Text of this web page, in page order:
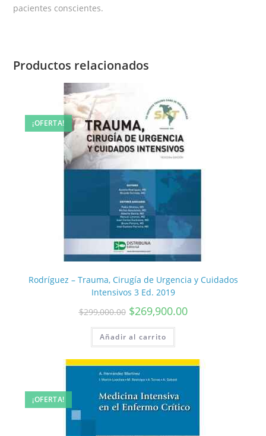
pacientes conscientes.
Productos relacionados
¡OFERTA!
Rodríguez – Trauma, Cirugía de Urgencia y Cuidados
Intensivos 3 Ed. 2019
$299,000.00 $269,900.00
Añadir al carrito
¡OFERTA!